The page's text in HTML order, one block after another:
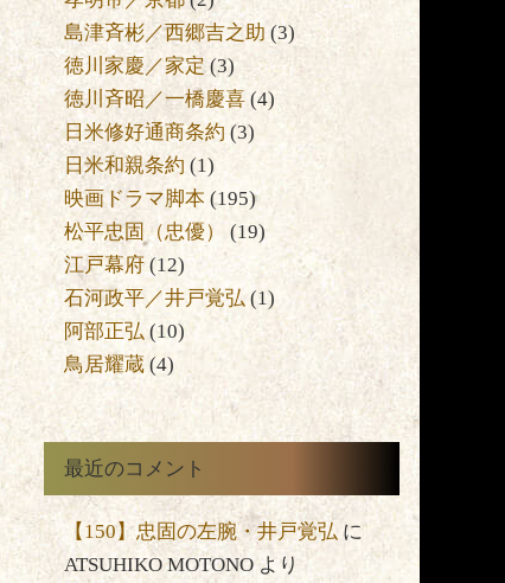
島津斉彬／西郷吉之助 (3)
徳川家慶／家定(3)
徳川斉昭／一橋慶喜(4)
日米修好通商条約 (3)
日米和親条約 (1)
映画ドラマ脚本 (195)
松平忠固（忠優）
(19)
江戸幕府 (12)
石河政平／井戸覚弘 (1)
阿部正弘 (10)
鳥居耀蔵 (4)
最近のコメント
【150】忠固の左腕・井戸覚弘 に
ATSUHIKO MOTONOより